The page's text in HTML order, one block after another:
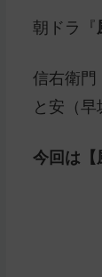
朝ドラ『
信右衛門
と安（
今回は【